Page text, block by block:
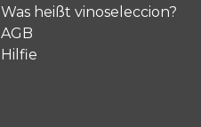
Was heißt vinoseleccion?
AGB
Hilfie